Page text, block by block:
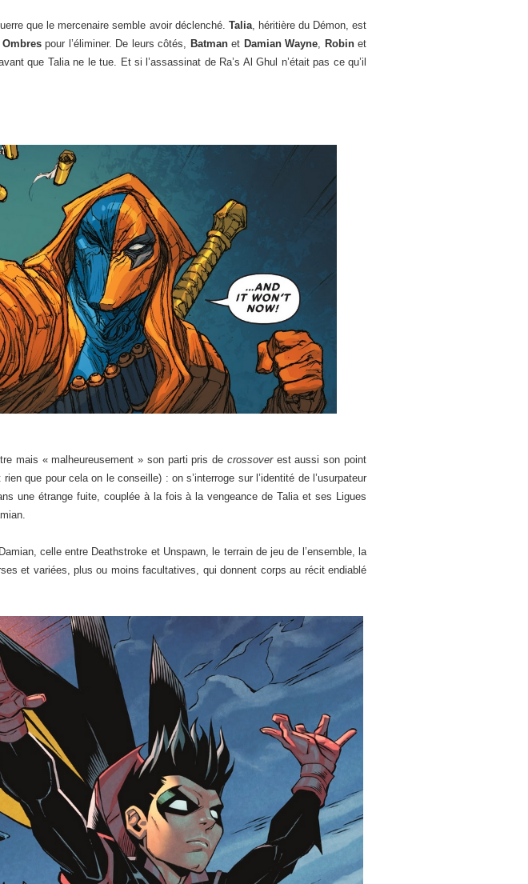
que le mercenaire semble avoir déclenché. Talia, héritière du Démon, est
pour l’éliminer. De leurs côtés, Batmanet Damian Wayne, Robinet
que Talia ne le tue. Et si l’assassinat de Ra’s Al Ghul n’était pas ce qu’il
mais « malheureusement » son parti pris de crossoverest aussi son point
que pour cela on le conseille) : on s’interroge sur l’identité de l’usurpateur
une étrange fuite, couplée à la fois à la vengeance de Talia et ses Ligues
celle entre Deathstroke et Unspawn, le terrain de jeu de l’ensemble, la
et variées, plus ou moins facultatives, qui donnent corps au récit endiablé